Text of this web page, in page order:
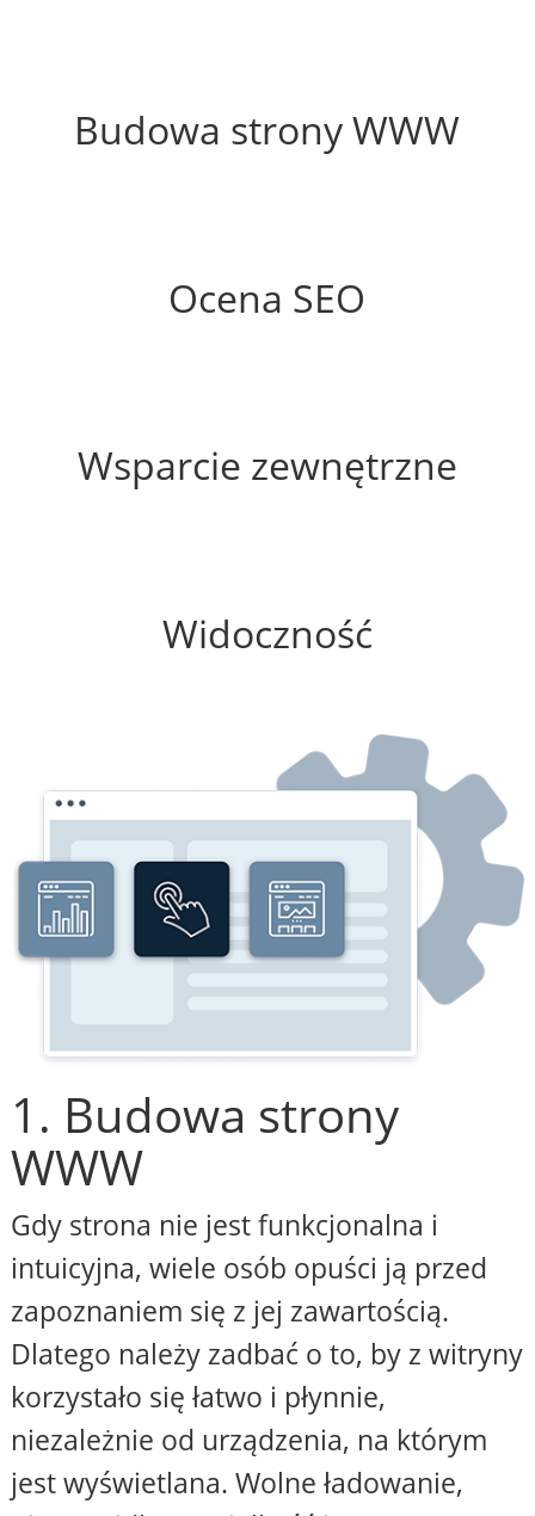
Budowa strony WWW
Ocena SEO
Wsparcie zewnętrzne
Widoczność
1. Budowa strony
WWW
Gdy strona nie jest funkcjonalna i
intuicyjna, wiele osób opuści ją przed
zapoznaniem się z jej zawartością.
Dlatego należy zadbać o to, by z witryny
korzystało się łatwo i płynnie,
niezależnie od urządzenia, na którym
jest wyświetlana. Wolne ładowanie,